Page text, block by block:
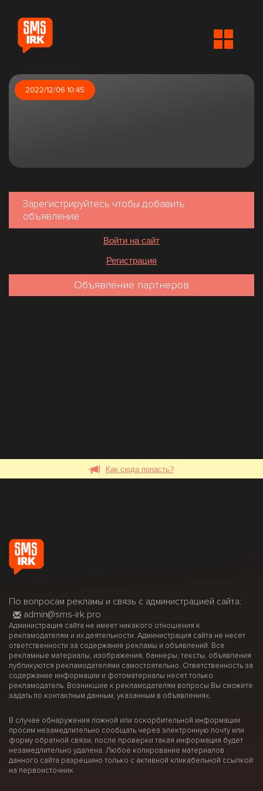
2022/12/06 10:45
Зарегистрируйтесь чтобы добавить
объявление
Войти на сайт
Регистрация
Объявление партнеров
Как сюда попасть?
По вопросам рекламы и связь с администрацией сайта:
admin@sms-irk.pro
Администрация сайта не имеет никакого отношения к
рекламодателям и их деятельности. Администрация сайта не несет
ответственности за содержание рекламы и объявлений. Все
рекламные материалы, изображения, баннеры, тексты, объявления
публикуются рекламодателями самостоятельно. Ответственность за
содержание информации и фотоматериалы несет только
рекламодатель. Возникшие к рекламодателям вопросы Вы сможете
задать по контактным данным, указанным в объявлениях.
В случае обнаружения ложной или оскорбительной информации
просим незамедлительно сообщать через электронную почту или
форму обратной связи, после проверки такая информация будет
незамедлительно удалена. Любое копирование материалов
данного сайта разрешино только с активной кликабельной ссылкой
на первоисточник